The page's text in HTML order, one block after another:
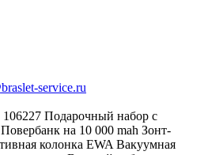
service.ru
Подарочный набор с
Повербанк на 10 000 mah Зонт-
колонка EWA Вакуумная